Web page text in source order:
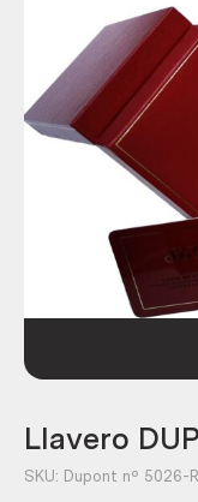
Llavero
SKU: Dupont nº 5026-R